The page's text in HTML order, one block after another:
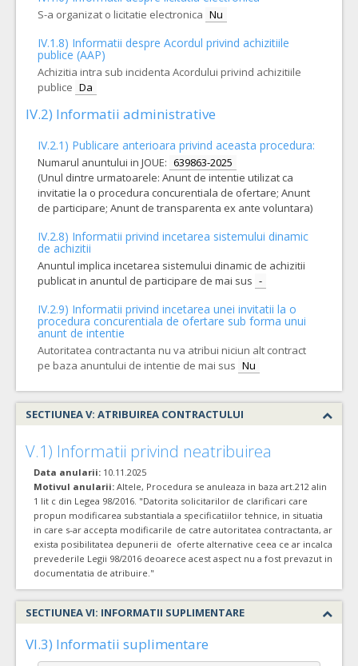
S-a organizat o licitatie electronica Nu
IV.1.8) Informatii despre Acordul privind achizitiile
publice (AAP)
Achizitia intra sub incidenta Acordului privind achizitiile
publice Da
IV.2) Informatii administrative
IV.2.1) Publicare anterioara privind aceasta procedura:
Numarul anuntului in JOUE: 639863-2025
(Unul dintre urmatoarele: Anunt de intentie utilizat ca
invitatie la o procedura concurentiala de ofertare; Anunt
de participare; Anunt de transparenta ex ante voluntara)
IV.2.8) Informatii privind incetarea sistemului dinamic
de achizitii
Anuntul implica incetarea sistemului dinamic de achizitii
publicat in anuntul de participare de mai sus -
IV.2.9) Informatii privind incetarea unei invitatii la o
procedura concurentiala de ofertare sub forma unui
anunt de intentie
Autoritatea contractanta nu va atribui niciun alt contract
pe baza anuntului de intentie de mai sus Nu
SECTIUNEA V: ATRIBUIREA CONTRACTULUI
V.1) Informatii privind neatribuirea
Data anularii: 10.11.2025
Motivul anularii: Altele, Procedura se anuleaza in baza art.212 alin
1 lit c din Legea 98/2016. "Datorita solicitarilor de clarificari care
propun modificarea substantiala a specificatiilor tehnice, in situatia
in care s-ar accepta modificarile de catre autoritatea contractanta, ar
exista posibilitatea depunerii de oferte alternative ceea ce ar incalca
prevederile Legii 98/2016 deoarece acest aspect nu a fost prevazut in
documentatia de atribuire."
SECTIUNEA VI: INFORMATII SUPLIMENTARE
VI.3) Informatii suplimentare